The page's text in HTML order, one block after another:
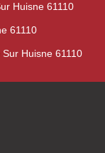
Huisne 61110
61110
Huisne 61110